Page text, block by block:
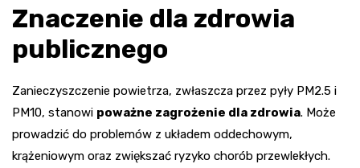
Znaczenie dla zdrowia
publicznego
Zanieczyszczenie powietrza, zwłaszcza przez pyły PM2.5 i
PM10, stanowi poważne zagrożenie dla zdrowia. Może
prowadzić do problemów z układem oddechowym,
krążeniowym oraz zwiększać ryzyko chorób przewlekłych.